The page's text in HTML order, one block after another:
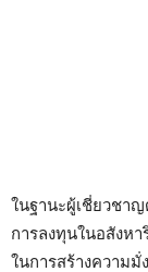
ในฐานะผู้เชี่ยวชา
การลงทุนในอสังห
ในการสร้างความมั่